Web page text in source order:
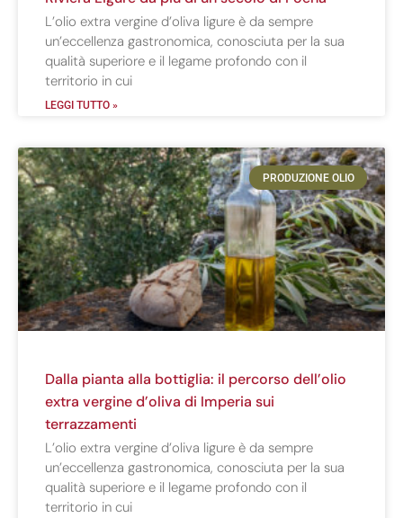
L’olio extra vergine d’oliva ligure è da sempre
un’eccellenza gastronomica, conosciuta per la sua
qualità superiore e il legame profondo con il
territorio in cui
LEGGI TUTTO »
PRODUZIONE OLIO
Dalla pianta alla bottiglia: il percorso dell’olio
extra vergine d’oliva di Imperia sui
terrazzamenti
L’olio extra vergine d’oliva ligure è da sempre
un’eccellenza gastronomica, conosciuta per la sua
qualità superiore e il legame profondo con il
territorio in cui